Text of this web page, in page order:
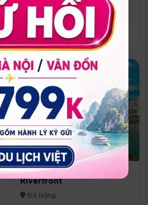
Quoc
Phú Quốc
★ 5.0
Melia Vinpearl Danang
Riverfront
Đà Nẵng